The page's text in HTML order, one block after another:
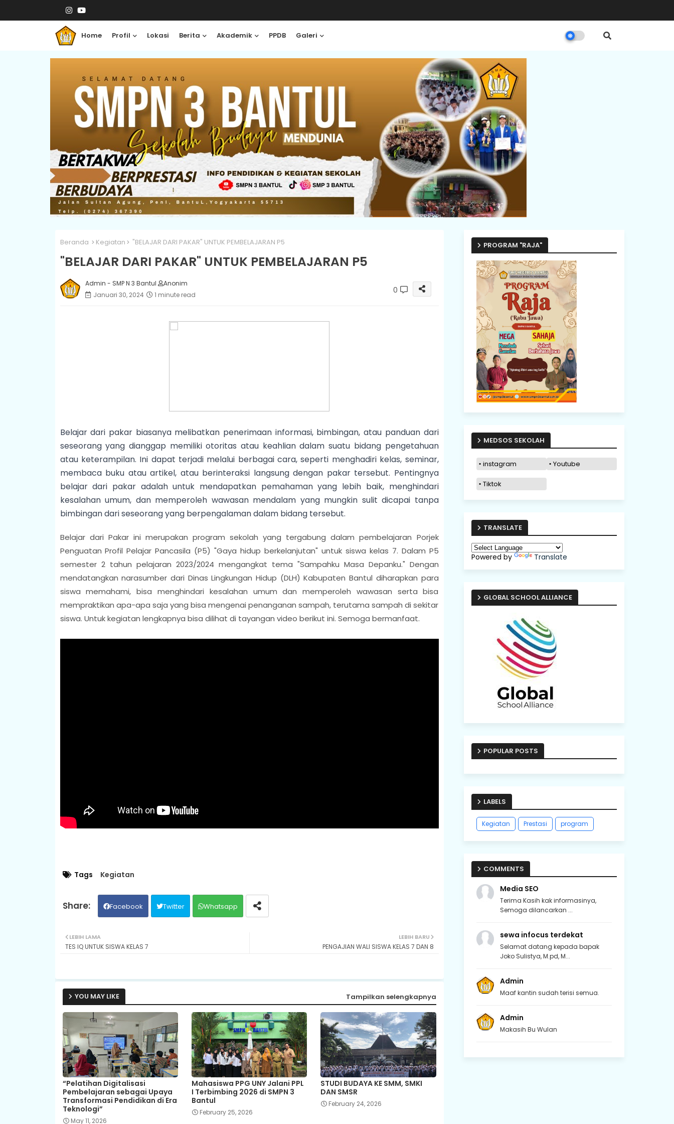
Home Profil Lokasi Berita Akademik PPDB Galeri
Beranda Kegiatan "BELAJAR DARI PAKAR" UNTUK PEMBELAJARAN P5
"BELAJAR DARI PAKAR" UNTUK PEMBELAJARAN P5
Admin - SMP N 3 Bantul
Anonim
Januari 30, 2024
1 minute read 0
Belajar dari pakar biasanya melibatkan penerimaan informasi, bimbingan, atau panduan dari
seseorang yang dianggap memiliki otoritas atau keahlian dalam suatu bidang pengetahuan
atau keterampilan. Ini dapat terjadi melalui berbagai cara, seperti menghadiri kelas, seminar,
membaca buku atau artikel, atau berinteraksi langsung dengan pakar tersebut. Pentingnya
belajar dari pakar adalah untuk mendapatkan pemahaman yang lebih baik, menghindari
kesalahan umum, dan memperoleh wawasan mendalam yang mungkin sulit dicapai tanpa
bimbingan dari seseorang yang berpengalaman dalam bidang tersebut.
Belajar dari Pakar ini merupakan program sekolah yang tergabung dalam pembelajaran Porjek
Penguatan Profil Pelajar Pancasila (P5) "Gaya hidup berkelanjutan" untuk siswa kelas 7. Dalam P5
semester 2 tahun pelajaran 2023/2024 mengangkat tema "Sampahku Masa Depanku." Dengan
mendatangkan narasumber dari Dinas Lingkungan Hidup (DLH) Kabupaten Bantul diharapkan para
siswa memahami, bisa menghindari kesalahan umum dan memperoleh wawasan serta bisa
mempraktikan apa-apa saja yang bisa mengenai penanganan sampah, terutama sampah di sekitar
siswa. Untuk kegiatan lengkapnya bisa dilihat di tayangan video berikut ini. Semoga bermanfaat.
Tags Kegiatan
Facebook Twitter Whatsapp
LEBIH BARU
PENGAJIAN WALI SISWA KELAS 7 DAN 8
LEBIH LAMA
TES IQ UNTUK SISWA KELAS 7
YOU MAY LIKE Tampilkan selengkapnya
“Pelatihan Digitalisasi
Pembelajaran sebagai Upaya
Transformasi Pendidikan di Era
Teknologi”
May 11, 2026
Mahasiswa PPG UNY Jalani PPL
I Terbimbing 2026 di SMPN 3
Bantul
February 25, 2026
STUDI BUDAYA KE SMM, SMKI
DAN SMSR
February 24, 2026
PROGRAM "RAJA"
MEDSOS SEKOLAH
instagram Youtube
Tiktok
TRANSLATE
Powered by Translate
GLOBAL SCHOOL ALLIANCE
POPULAR POSTS
LABELS
Kegiatan Prestasi program
COMMENTS
Media SEO
Terima Kasih kak informasinya,
Semoga dilancarkan ...
sewa infocus terdekat
Selamat datang kepada bapak
Joko Sulistya, M.pd, M...
Admin
Maaf kantin sudah terisi semua.
Admin
Makasih Bu Wulan